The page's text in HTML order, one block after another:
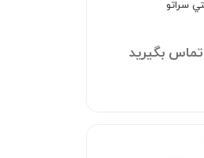
سراتو
تماس بگیرید